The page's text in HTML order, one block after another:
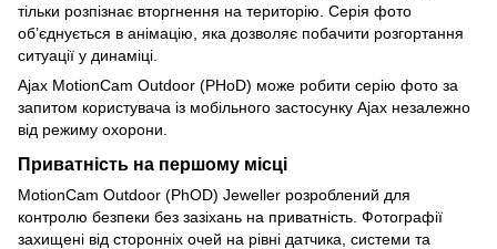
тільки розпізнає вторгнення на територію. Серія фото
об’єднується в анімацію, яка дозволяє побачити розгортання
ситуації у динаміці.
Ajax MotionCam Outdoor (PHoD) може робити серію фото за
запитом користувача із мобільного застосунку Ajax незалежно
від режиму охорони.
Приватність на першому місці
MotionCam Outdoor (PhOD) Jeweller розроблений для
контролю безпеки без зазіхань на приватність. Фотографії
захищені від сторонніх очей на рівні датчика, системи та